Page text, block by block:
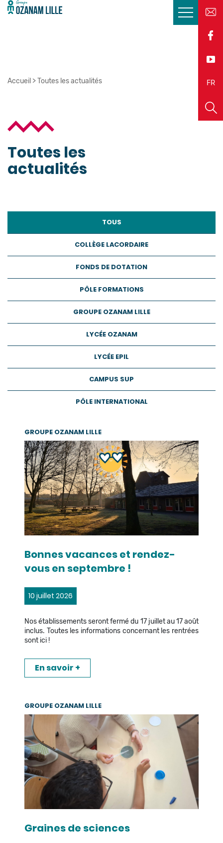
FR
EN
Accueil >Toutes les actualités
Toutes les
actualités
TOUS
COLLÈGE LACORDAIRE
FONDS DE DOTATION
PÔLE FORMATIONS
GROUPE OZANAM LILLE
LYCÉE OZANAM
LYCÉE EPIL
CAMPUS SUP
PÔLE INTERNATIONAL
GROUPE OZANAM LILLE
Bonnes vacances et rendez-
vous en septembre !
10 juillet 2026
Nos établissements seront fermé du 17 juillet au 17 août
inclus. Toutes les informations concernant les rentrées
sont ici !
En savoir +
GROUPE OZANAM LILLE
Graines de sciences